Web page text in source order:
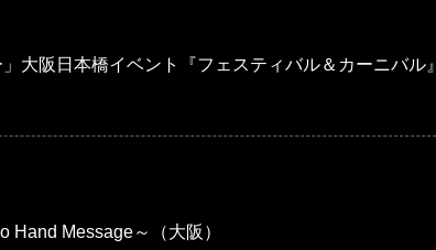
大阪日本橋イベント『フェスティバル＆カーニバル』
Hand Message～（大阪）